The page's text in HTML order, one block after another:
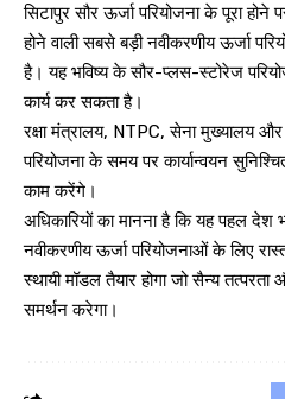
सिटापुर सौर ऊर्जा परियोजना के पूरा होने
होने वाली सबसे बड़ी नवीकरणीय ऊर्जा
है। यह भविष्य के सौर-प्लस-स्टोरेज
कार्य कर सकता है।
रक्षा मंत्रालय, NTPC, सेना मुख्यालय और
परियोजना के समय पर कार्यान्वयन
काम करेंगे।
अधिकारियों का मानना है कि यह पहल देश
नवीकरणीय ऊर्जा परियोजनाओं के लिए
स्थायी मॉडल तैयार होगा जो सैन्य तत्परता
समर्थन करेगा।